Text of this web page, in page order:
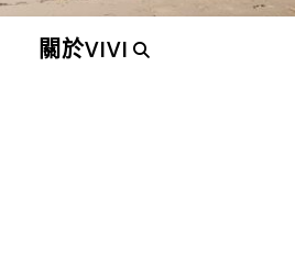
關於VIVI